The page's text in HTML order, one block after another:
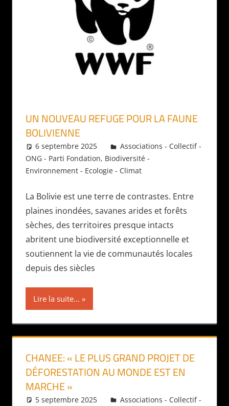
UN NOUVEAU REFUGE POUR LA FAUNE
BOLIVIENNE
6 septembre 2025 Daniel
Associations - Collectif -
ONG - Parti Fondation, Biodiversité -
Environnement - Ecologie - Climat
La Bolivie est une terre de contrastes. Entre
plaines inondées, savanes arides et forêts
sèches, des territoires presque intacts
abritent une biodiversité exceptionnelle et
soutiennent la vie de communautés locales
depuis des siècles
Lire la suite...
CHANEE: « LE PLUS GRAND PROJET DE
DÉFORESTATION AU MONDE EST EN
MARCHE »
5 septembre 2025 Daniel
Associations - Collectif -